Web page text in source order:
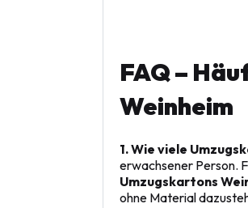
FAQ –
Weinheim
1. Wie viele
erwachsener Person.
Umzugskartons
ohne Material